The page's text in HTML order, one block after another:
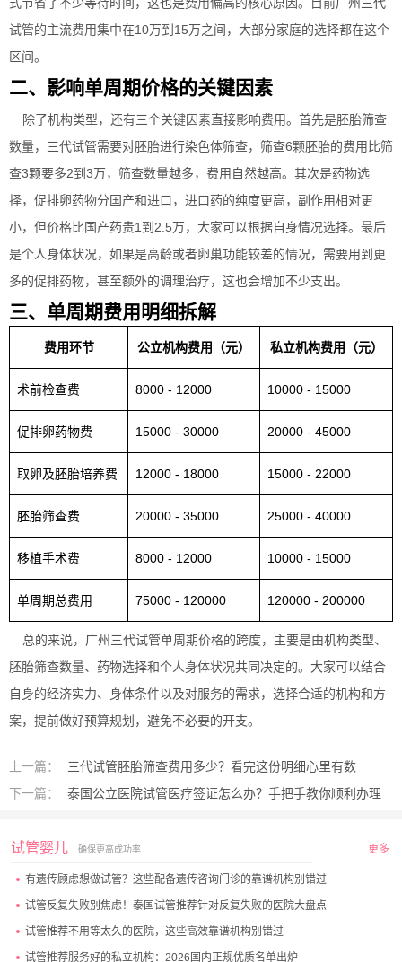
式节省了不少等待时间，这也是费用偏高的核心原因。目前广州三代
试管的主流费用集中在10万到15万之间，大部分家庭的选择都在这个
区间。
二、影响单周期价格的关键因素
除了机构类型，还有三个关键因素直接影响费用。首先是胚胎筛查
数量，三代试管需要对胚胎进行染色体筛查，筛查6颗胚胎的费用比筛
查3颗要多2到3万，筛查数量越多，费用自然越高。其次是药物选
择，促排卵药物分国产和进口，进口药的纯度更高，副作用相对更
小，但价格比国产药贵1到2.5万，大家可以根据自身情况选择。最后
是个人身体状况，如果是高龄或者卵巢功能较差的情况，需要用到更
多的促排药物，甚至额外的调理治疗，这也会增加不少支出。
三、单周期费用明细拆解
费用环节 公立机构费用（元） 私立机构费用（元）
术前检查费 8000 - 12000 10000 - 15000
促排卵药物费 15000 - 30000 20000 - 45000
取卵及胚胎培养费 12000 - 18000 15000 - 22000
胚胎筛查费 20000 - 35000 25000 - 40000
移植手术费 8000 - 12000 10000 - 15000
单周期总费用 75000 - 120000 120000 - 200000
总的来说，广州三代试管单周期价格的跨度，主要是由机构类型、
胚胎筛查数量、药物选择和个人身体状况共同决定的。大家可以结合
自身的经济实力、身体条件以及对服务的需求，选择合适的机构和方
案，提前做好预算规划，避免不必要的开支。
上一篇：
三代试管胚胎筛查费用多少？看完这份明细心里有数
下一篇：
泰国公立医院试管医疗签证怎么办？手把手教你顺利办理
试管婴儿 确保更高成功率 更多
有遗传顾虑想做试管？这些配备遗传咨询门诊的靠谱机构别错过
试管反复失败别焦虑！泰国试管推荐针对反复失败的医院大盘点
试管推荐不用等太久的医院，这些高效靠谱机构别错过
试管推荐服务好的私立机构：2026国内正规优质名单出炉